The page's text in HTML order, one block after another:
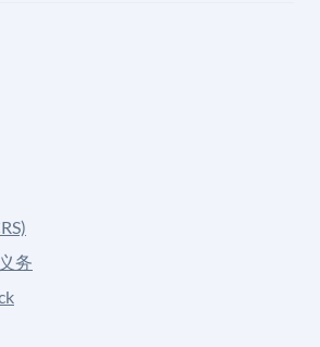
务